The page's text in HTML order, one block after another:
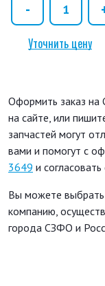
Уточнить цену
Оформить заказ на
на сайте, или
запчастей могут
вами и помогут с
3649 и
Вы можете
компанию,
города СЗФО и